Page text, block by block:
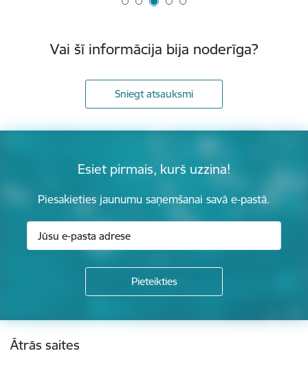
Vai šī informācija bija noderīga?
Sniegt atsauksmi
Esiet pirmais, kurš uzzina!
Piesakieties jaunumu saņemšanai savā e-pastā.
Kājene
Ātrās saites